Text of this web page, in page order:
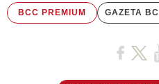
BCC PREMIUM GAZETA